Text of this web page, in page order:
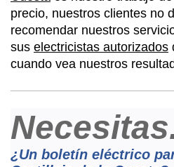
precio, nuestros clientes no
recomendar nuestros
sus electricistas autorizados
cuando vea nuestros
¿Un boletín eléctrico